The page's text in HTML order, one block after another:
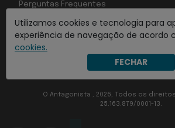
Utilizamos cookies e tecnologia para
experiência de navegação de acordo
cookies.
FECHAR
Com inteligência e tecnologia:
Object1ve - Marketing Solution
Perguntas Frequentes
O Antagonista , 2026, Todos os
25.163.879/0001-13.